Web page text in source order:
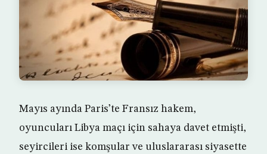
Mayıs ayında Paris’te Fransız hakem,
oyuncuları Libya maçı için sahaya davet etmişti,
seyircileri ise komşular ve uluslararası siyasette